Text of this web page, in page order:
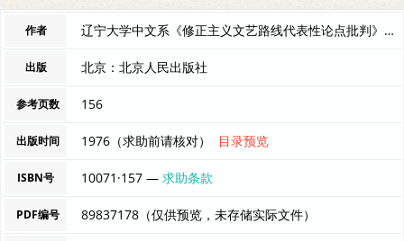
作者 辽宁大学中文系《修正主义文艺路线代表性论点批判》写作小组编 编者
出版 北京：北京人民出版社
参考页数 156
出版时间 1976（求助前请核对） 目录预览
ISBN号 10071·157 —求助条款
PDF编号 89837178（仅供预览，未存储实际文件）